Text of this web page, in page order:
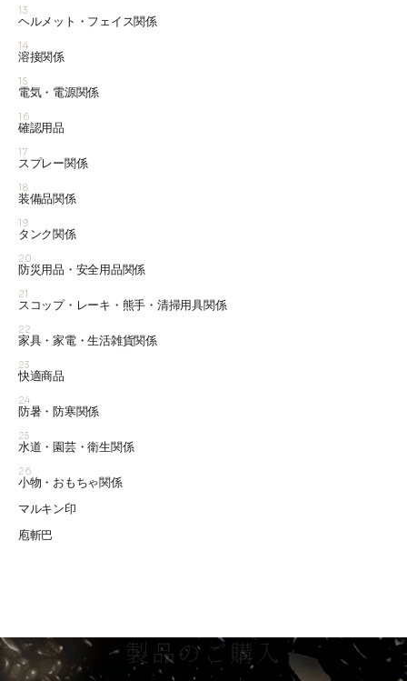
13
ヘルメット・フェイス関係
14
溶接関係
15
電気・電源関係
16
確認用品
17
スプレー関係
18
装備品関係
19
タンク関係
20
防災用品・安全用品関係
21
スコップ・レーキ・熊手・清掃用具関係
22
家具・家電・生活雑貨関係
23
快適商品
24
防暑・防寒関係
25
水道・園芸・衛生関係
26
小物・おもちゃ関係
マルキン印
庖斬巴
製品のご購入